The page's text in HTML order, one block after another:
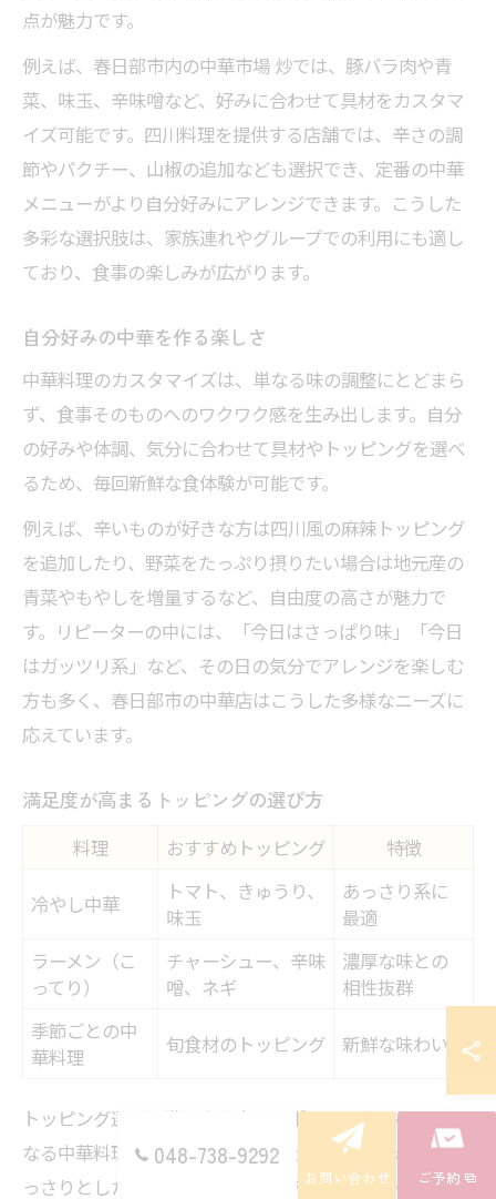
点が魅力です。
例えば、春日部市内の中華市場 炒では、豚バラ肉や青
菜、味玉、辛味噌など、好みに合わせて具材をカスタマ
イズ可能です。四川料理を提供する店舗では、辛さの調
節やパクチー、山椒の追加なども選択でき、定番の中華
メニューがより自分好みにアレンジできます。こうした
多彩な選択肢は、家族連れやグループでの利用にも適し
ており、食事の楽しみが広がります。
自分好みの中華を作る楽しさ
中華料理のカスタマイズは、単なる味の調整にとどまら
ず、食事そのものへのワクワク感を生み出します。自分
の好みや体調、気分に合わせて具材やトッピングを選べ
るため、毎回新鮮な食体験が可能です。
例えば、辛いものが好きな方は四川風の麻辣トッピング
を追加したり、野菜をたっぷり摂りたい場合は地元産の
青菜やもやしを増量するなど、自由度の高さが魅力で
す。リピーターの中には、「今日はさっぱり味」「今日
はガッツリ系」など、その日の気分でアレンジを楽しむ
方も多く、春日部市の中華店はこうした多様なニーズに
応えています。
満足度が高まるトッピングの選び方
料理 おすすめトッピング 特徴
冷やし中華
トマト、きゅうり、
味玉
あっさり系に
最適
ラーメン（こ
ってり）
チャーシュー、辛味
噌、ネギ
濃厚な味との
相性抜群
季節ごとの中
華料理
旬食材のトッピング 新鮮な味わい
トッピング選びで満足度を高めるポイントは、ベースと
なる中華料理との相性を考えることです。たとえば、あ
っさりとした冷やし中華には、地元産のトマトやきゅう
048-738-9292
お問い合わせ ご予約